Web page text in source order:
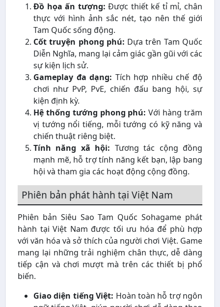
Đồ họa ấn tượng: Được thiết kế tỉ mỉ, chân
thực với hình ảnh sắc nét, tạo nên thế giới
Tam Quốc sống động.
Cốt truyện phong phú: Dựa trên Tam Quốc
Diễn Nghĩa, mang lại cảm giác gần gũi với các
sự kiện lịch sử.
Gameplay đa dạng: Tích hợp nhiều chế độ
chơi như PvP, PvE, chiến đấu bang hội, sự
kiện định kỳ.
Hệ thống tướng phong phú: Với hàng trăm
vị tướng nổi tiếng, mỗi tướng có kỹ năng và
chiến thuật riêng biệt.
Tính năng xã hội: Tương tác cộng đồng
mạnh mẽ, hỗ trợ tính năng kết bạn, lập bang
hội và tham gia các hoạt động cộng đồng.
Phiên bản phát hành tại Việt Nam
Phiên bản Siêu Sao Tam Quốc Sohagame phát
hành tại Việt Nam được tối ưu hóa để phù hợp
với văn hóa và sở thích của người chơi Việt. Game
mang lại những trải nghiệm chân thực, dễ dàng
tiếp cận và chơi mượt mà trên các thiết bị phổ
biến.
Giao diện tiếng Việt: Hoàn toàn hỗ trợ ngôn